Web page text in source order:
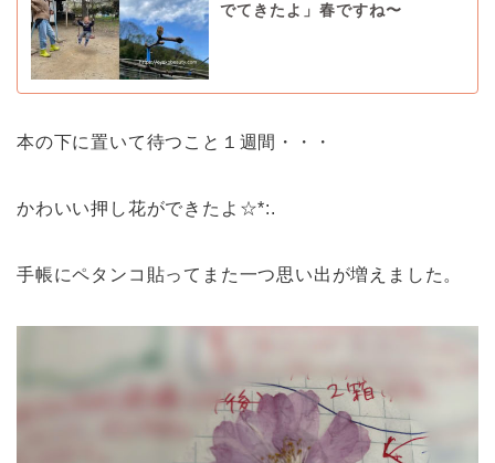
でてきたよ」春ですね〜
本の下に置いて待つこと１週間・・・
かわいい押し花ができたよ☆*:.
手帳にペタンコ貼ってまた一つ思い出が増えました。